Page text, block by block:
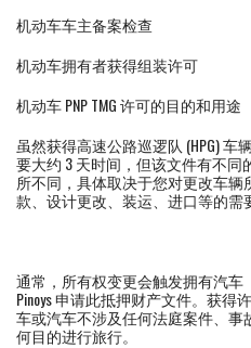
机动车车主备案检查
机动车拥有者获得组装许可
机动车 PNP TMG 许可的目的和用途
虽然获得高速公路巡逻队 (HPG)
要大约 3 天时间，但该文件有不
所不同，具体取决于您对更改车
款、设计更改、装运、进口等的需
通常，所有权变更会触发拥有汽
Pinoys 申请此抵押财产文件。获
车或汽车不涉及任何法庭案件、
何目的进行旅行。